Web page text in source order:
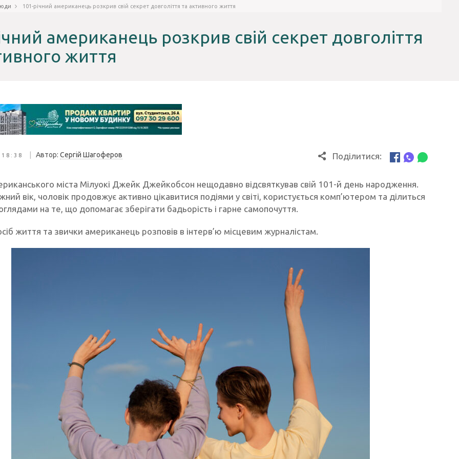
101-річний американець розкрив свій секрет довголіття та активного життя
американець розкрив свій секрет довголіття
життя
Автор: Сергій Шагоферов Поділитися:
міста Мілуокі Джейк Джейкобсон нещодавно відсвяткував свій 101-й день народження.
вік, чоловік продовжує активно цікавитися подіями у світі, користується комп’ютером та ділиться
на те, що допомагає зберігати бадьорість і гарне самопочуття.
життя та звички американець розповів в інтерв’ю місцевим журналістам.